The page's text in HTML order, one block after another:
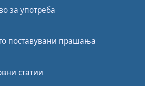
за употреба
поставувани прашања
статии